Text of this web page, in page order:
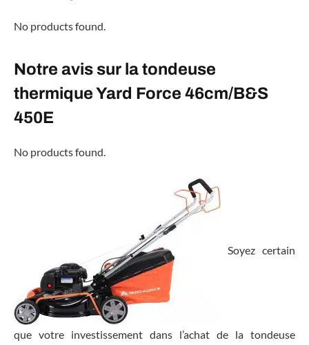
No products found.
Notre avis sur la tondeuse
thermique Yard Force 46cm/B&S
450E
No products found.
Soyez certain
que votre investissement dans l’achat de la tondeuse